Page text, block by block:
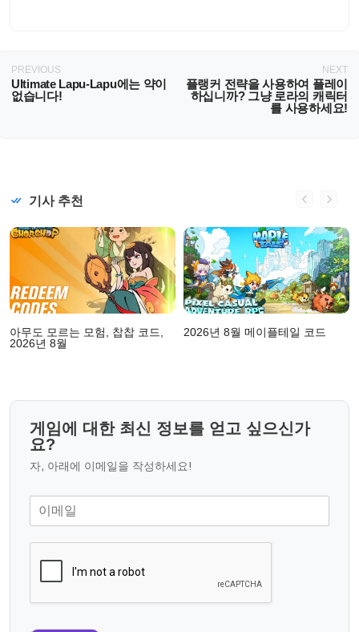
PREVIOUS
Ultimate Lapu-Lapu에는 약이
없습니다!
NEXT
플랭커 전략을 사용하여 플레이
하십니까? 그냥 로라의 캐릭터
를 사용하세요!
기사 추천
아무도 모르는 모험, 찹찹 코드,
2026년 8월
2026년 8월 메이플테일 코드
게임에 대한 최신 정보를 얻고 싶으신가
요?
자, 아래에 이메일을 작성하세요!